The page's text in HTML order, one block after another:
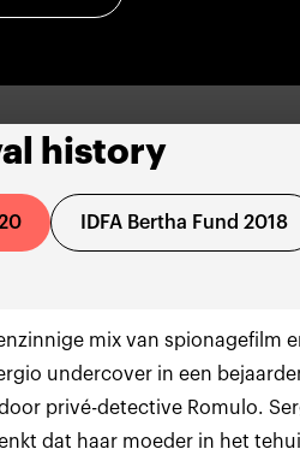
history
IDFA Bertha Fund 2018
mix van spionagefilm
undercover in een
privé-detective Romulo.